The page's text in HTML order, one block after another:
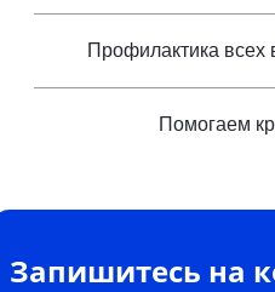
Профилактика всех
Помогаем
Запишитесь на